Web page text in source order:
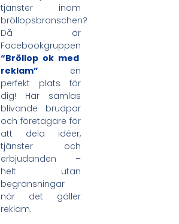
tjänster inom
bröllopsbranschen?
Då är
Facebookgruppen
“Bröllop ok med
reklam” en
perfekt plats för
dig! Här samlas
blivande brudpar
och företagare för
att dela idéer,
tjänster och
erbjudanden –
helt utan
begränsningar
när det gäller
reklam.